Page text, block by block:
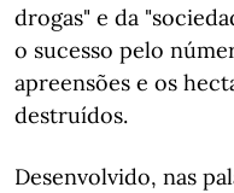
drogas" e da
o sucesso pelo
apreensões e os
destruídos.
Desenvolvido, nas